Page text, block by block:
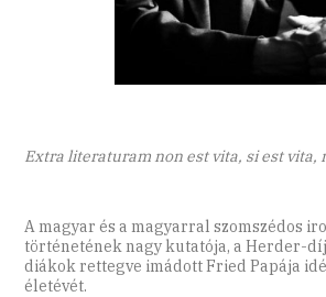
Extra literaturam non est vita, si est vita,
A magyar és a magyarral szomszédos
történetének nagy kutatója, a Herder-
diákok rettegve imádott Fried Papája
életévét.